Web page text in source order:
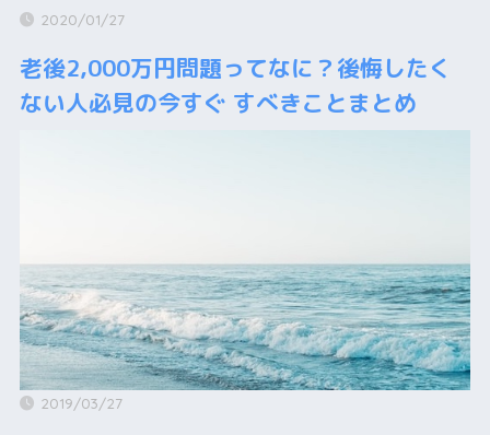
2020/01/27
老後2,000万円問題ってなに？後悔したく
ない人必見の今すぐ すべきことまとめ
2019/03/27